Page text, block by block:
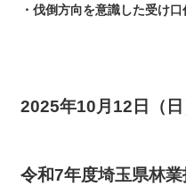
・伐倒方向を意識した受け口
2025年10月12日（日
令和7年度埼玉県林